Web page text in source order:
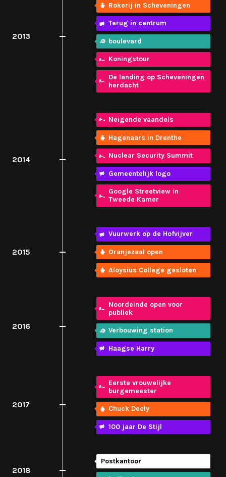
2013
Rokerij in Scheveningen
Terug in centrum
boulevard
Koningstour
De landing op Scheveningen
herdacht
2014
Neigende vaandels
Hagenaars in Drenthe
Nuclear Security Summit
Gemeentelijk logo
Google Streetview in
Tweede Kamer
2015
Vuurwerk op de Hofvijver
Oranjezaal open
Aloysius College gesloten
2016
Noordeinde open voor
publiek
Verbouwing station
Haagse Harry
2017
Eerste vrouwelijke
burgemeester
Chuck Deely
100 jaar De Stijl
2018
Postkantoor